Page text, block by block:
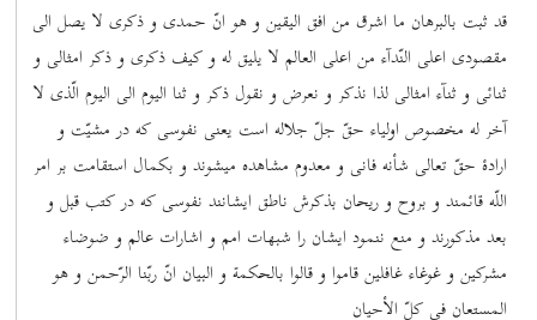
قد ثبت بالبرهان ما اشرق من افق الیقین و هو انّ حمدی و ذکری لا یصل الی
مقصودی اعلی النّدآء من اعلی العالم لا یلیق له و کیف ذکری و ذکر امثالی و
ثنائی و ثنآء امثالی لذا نذکر و نعرض و نقول ذکر و ثنا الیوم الی الیوم الّذی لا
آخر له مخصوص اولیاء حقّ جلّ جلاله است یعنی نفوسی که در مشیّت و
ارادۀ حقّ تعالی شأنه فانی و معدوم مشاهده میشوند و بکمال استقامت بر امر
اللّه قائمند و بروح و ریحان بذکرش ناطق ایشانند نفوسی که در کتب قبل و
بعد مذکورند و منع ننمود ایشان را شبهات امم و اشارات عالم و ضوضاء
مشرکین و غوغاء غافلین قاموا و قالوا بالحکمة و البیان انّ ربّنا الرّحمن و هو
المستعان فی کلّ الأحیان